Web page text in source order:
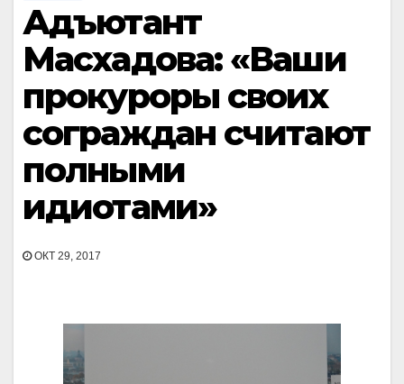
Адъютант
Масхадова: «Ваши
прокуроры своих
сограждан считают
полными
идиотами»
ОКТ 29, 2017